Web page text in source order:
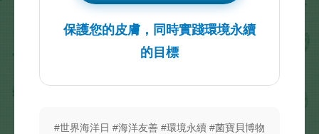
保護您的皮膚，同時實踐環境永續
的目標
#世界海洋日 #海洋友善 #環境永續 #菌寶貝博物